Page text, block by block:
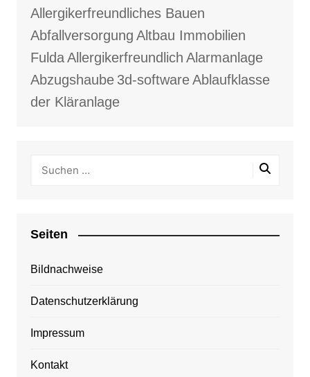
Allergikerfreundliches Bauen
Abfallversorgung Altbau Immobilien
FuldaAllergikerfreundlich Alarmanlage
Abzugshaube 3d-softwareAblaufklasse
der Kläranlage
Seiten
Bildnachweise
Datenschutzerklärung
Impressum
Kontakt